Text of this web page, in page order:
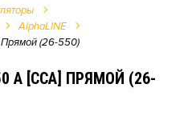
AlphaLINE
(26-550)
А [CCA] ПРЯМОЙ (26-